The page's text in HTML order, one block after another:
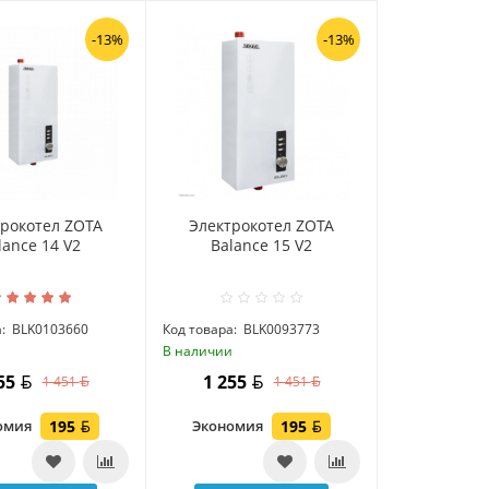
-13%
ZOTA
14 V2
BLK0103660
1 451
195
-13%
Электрокотел ZOTA
Balance 15 V2
Код товара: BLK0093773
В наличии
1 255 1 451
Экономия 195